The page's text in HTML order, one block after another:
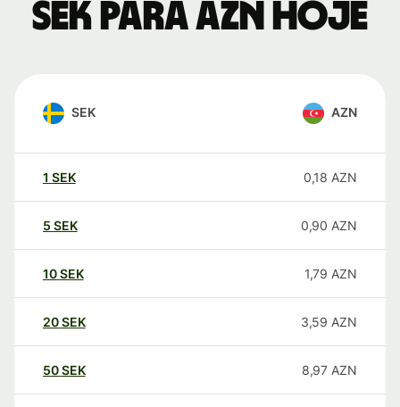
SEK para AZN hoje
SEK AZN
1 SEK 0,18 AZN
5 SEK 0,90 AZN
10SEK 1,79 AZN
20SEK 3,59 AZN
50SEK 8,97 AZN